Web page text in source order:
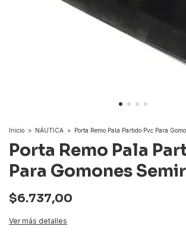
Inicio > NÁUTICA > Porta Remo Pala Partido Pvc Para
Porta Remo Pala
Para Gomones
$6.737,00
Ver más detalles